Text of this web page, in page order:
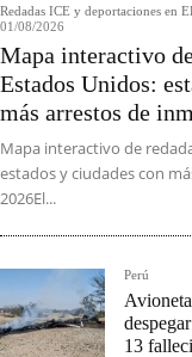
Redadas ICE y deportaciones en
01/08/2026
Mapa interactivo
Estados Unidos:
más arrestos de
Mapa interactivo de
estados y ciudades con
2026El...
Perú
13